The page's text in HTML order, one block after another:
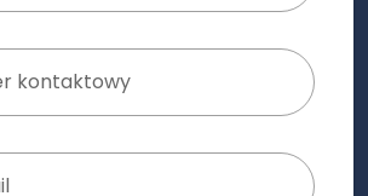
kontaktowy